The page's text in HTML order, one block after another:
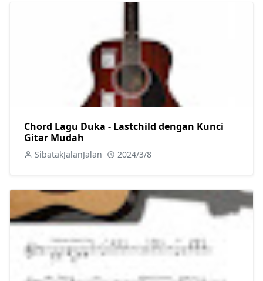
Chord Lagu Duka - Lastchild dengan Kunci
Gitar Mudah
SibatakJalanJalan 2024/3/8